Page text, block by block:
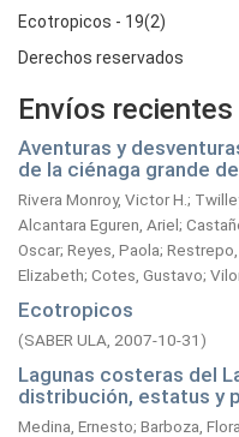
Ecotropicos - 19(2)
Derechos reservados
Envíos recientes
Aventuras y
de la ciénaga grande
Rivera Monroy, Victor H. ;
Alcantara Eguren, Ariel;
Oscar; Reyes, Paola;
Elizabeth; Cotes, Gustavo;
Ecotropicos
(SABER ULA, 2007-10-31)
Lagunas costeras del
distribución, estatus y
Medina, Ernesto; Barboza, Flora